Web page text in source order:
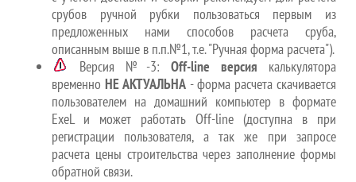
срубов ручной рубки пользоваться первым из
предложенных нами способов расчета сруба,
описанным выше в п.п.№1, т.е. "Ручная форма расчета").
Версия №-3: Off-line версия калькулятора
временно НЕ АКТУАЛЬНА - форма расчета скачивается
пользователем на домашний компьютер в формате
ExeL и может работать Off-line (доступна в при
регистрации пользователя, а так же при запросе
расчета цены строительства через заполнение формы
обратной связи.